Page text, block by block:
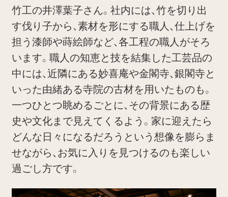
竹工の井澤葉子さん。社内には、竹を切り出
す伐り子から、素材を形にする職人、仕上げを
担う漆師や蒔絵師など、各工程の職人がそろ
います。職人の知恵と技を結集した工芸品の
中には、近隣にある妙喜庵や金閣寺、銀閣寺と
いった由緒ある寺院の古材を用いたものも。
一つひとつ眺めるごとに、その背景にある歴
史や文化まで見えてくるよう。家に迎えたら
どんな日々になるだろうという想像を膨らま
せながら、お気に入りを見つけるのも楽しい
過ごし方です。